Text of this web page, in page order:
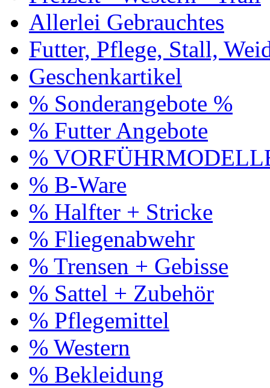
Allerlei Gebrauchtes
Futter, Pflege, Stall,
Geschenkartikel
% Sonderangebote %
% Futter Angebote
%
% B-Ware
% Halfter + Stricke
% Fliegenabwehr
% Trensen + Gebisse
% Sattel + Zubehör
% Pflegemittel
% Western
% Bekleidung